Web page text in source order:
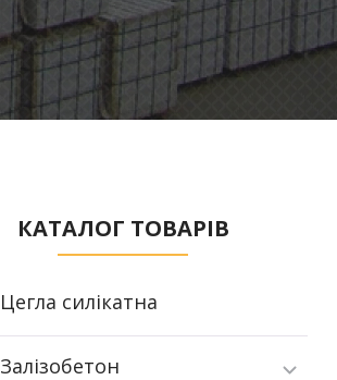
КАТАЛОГ ТОВАРІВ
Цегла силікатна
Залізобетон